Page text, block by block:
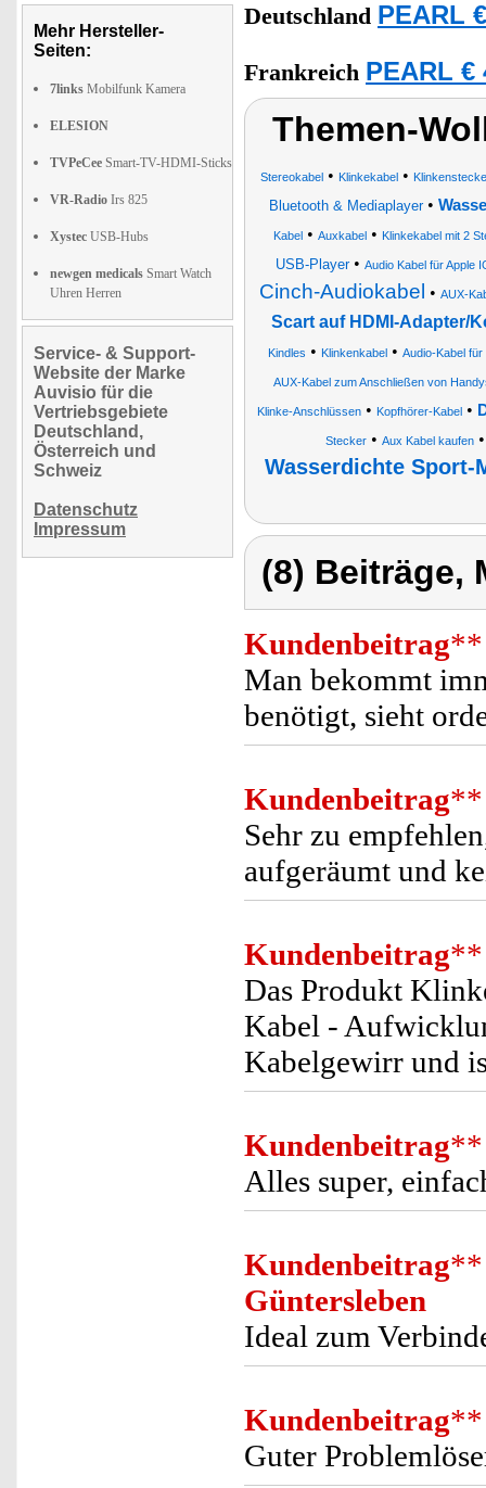
Mehr Hersteller-
Seiten:
7links Mobilfunk Kamera
ELESION
TVPeCee Smart-TV-HDMI-Sticks
VR-Radio Irs 825
Xystec USB-Hubs
newgen medicals Smart Watch
Uhren Herren
Service- & Support-
Website der Marke
Auvisio für die
Vertriebsgebiete
Deutschland,
Österreich und
Schweiz
Datenschutz
Impressum
Deutschland PEARL
Frankreich PEARL €
Themen-
Stereokabel • Klinkekabel •
Bluetooth & Mediaplayer•
Kabel • Auxkabel • Klinkekabel mit 2
USB-Player• Audio Kabel für Apple
Cinch-Audiokabel • AUX-
Scart auf HDMI-Adapter/
Kindles • Klinkenkabel• Audio-Kabel
AUX-Kabel zum Anschließen von
Klinke-Anschlüssen• Kopfhörer-Kabel•
Stecker• Aux Kabel kaufen
Wasserdichte Sport-
(8) Beiträge,
Kundenbeitrag**
Man bekommt
benötigt, sieht
Kundenbeitrag**
Sehr zu
aufgeräumt und
Kundenbeitrag**
Das Produkt
Kabel -
Kabelgewirr und
Kundenbeitrag**
Alles super,
Kundenbeitrag**
Güntersleben
Ideal zum
Kundenbeitrag**
Guter